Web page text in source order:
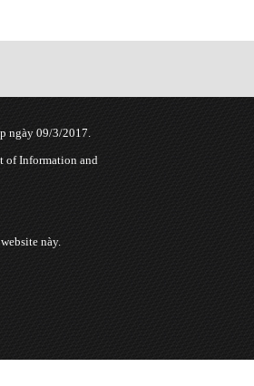
ngày 09/3/2017.
of Information and
này.